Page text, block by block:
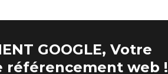
GOOGLE, Votre
référencement web !